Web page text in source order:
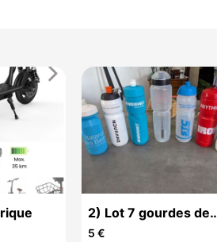
2) Lot 7 gourdes de
sport en état utilisées
5 €